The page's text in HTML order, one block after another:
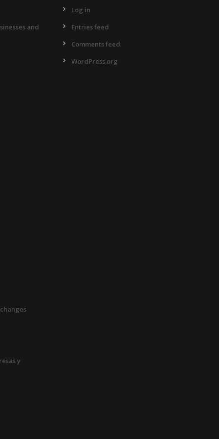
and
y
Log in
Entries feed
Comments feed
WordPress.org